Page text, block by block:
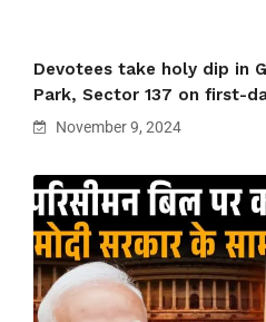
Devotees take holy dip in
Park, Sector 137 on first-
November 9, 2024